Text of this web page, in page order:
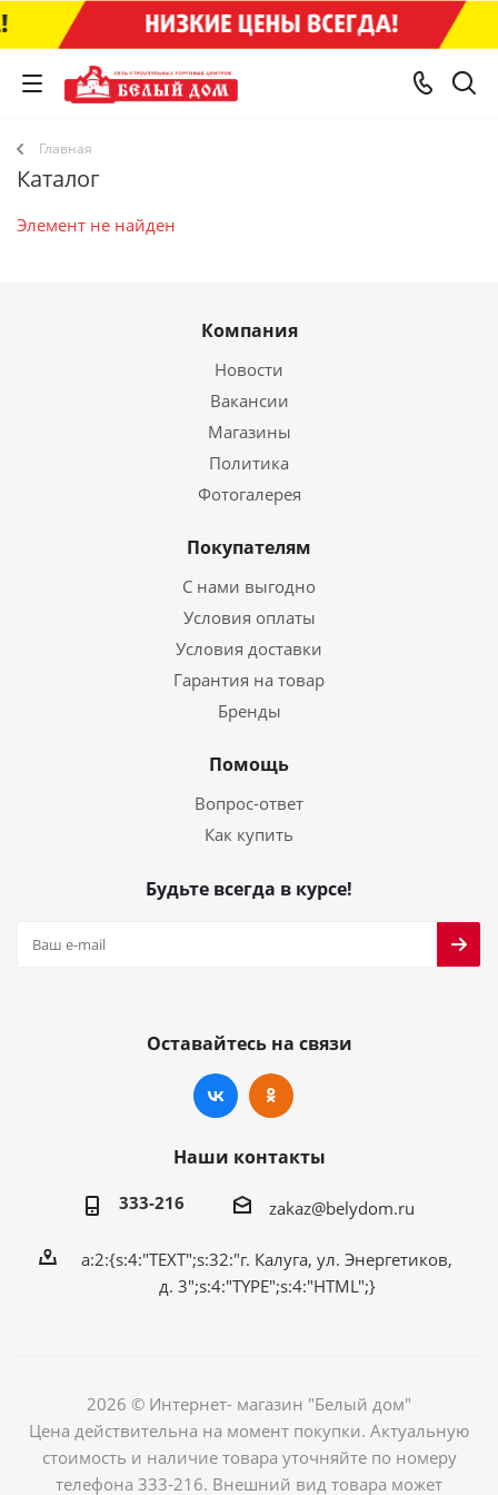
Главная
Каталог
Элемент не найден
Компания
Новости
Вакансии
Магазины
Политика
Фотогалерея
Покупателям
С нами выгодно
Условия оплаты
Условия доставки
Гарантия на товар
Бренды
Помощь
Вопрос-ответ
Как купить
Будьте всегда в курсе!
Оставайтесь на связи
Наши контакты
333-216 zakaz@belydom.ru
a:2:{s:4:"TEXT";s:32:"г. Калуга, ул. Энергетиков,
д. 3";s:4:"TYPE";s:4:"HTML";}
2026 © Интернет- магазин "Белый дом"
Цена действительна на момент покупки. Актуальную
стоимость и наличие товара уточняйте по номеру
телефона 333-216. Внешний вид товара может